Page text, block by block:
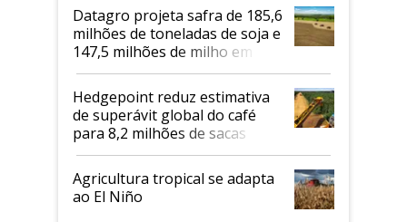
Datagro projeta safra de 185,6
milhões de toneladas de soja e
147,5 milhões de milho em
2026/27
Hedgepoint reduz estimativa
de superávit global do café
para 8,2 milhões de sacas
Agricultura tropical se adapta
ao El Niño